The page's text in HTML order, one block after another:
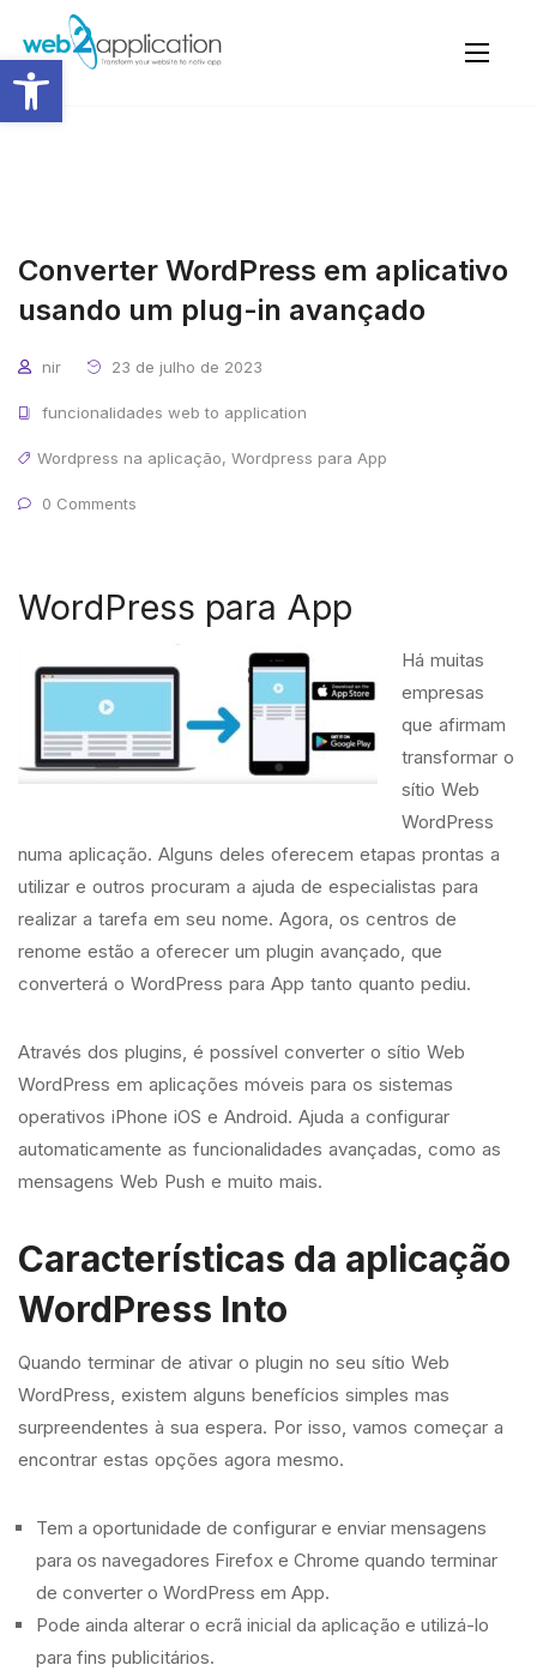
Converter WordPress em aplicativo
usando um plug-in avançado
nir 23 de julho de 2023
funcionalidades web to application
Wordpress na aplicação, Wordpress para App
0 Comments
WordPress para App
Há muitas
empresas
que afirmam
transformar o
sítio Web
WordPress
numa aplicação. Alguns deles oferecem etapas prontas a
utilizar e outros procuram a ajuda de especialistas para
realizar a tarefa em seu nome. Agora, os centros de
renome estão a oferecer um plugin avançado, que
converterá o WordPress para App tanto quanto pediu.
Através dos plugins, é possível converter o sítio Web
WordPress em aplicações móveis para os sistemas
operativos iPhone iOS e Android. Ajuda a configurar
automaticamente as funcionalidades avançadas, como as
mensagens Web Push e muito mais.
Características da aplicação
WordPress Into
Quando terminar de ativar o plugin no seu sítio Web
WordPress, existem alguns benefícios simples mas
surpreendentes à sua espera. Por isso, vamos começar a
encontrar estas opções agora mesmo.
Tem a oportunidade de configurar e enviar mensagens
para os navegadores Firefox e Chrome quando terminar
de converter o WordPress em App.
Pode ainda alterar o ecrã inicial da aplicação e utilizá-lo
para fins publicitários.
Abrir a barra de ferramentas